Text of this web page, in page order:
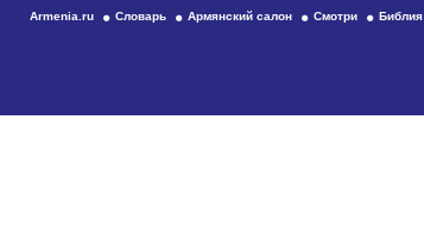
Armenia.ru Словарь Армянский салон Смотри Библия